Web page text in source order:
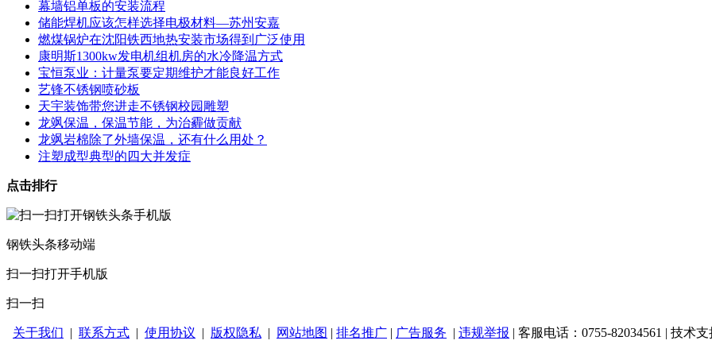
幕墙铝单板的安装流程
储能焊机应该怎样选择电极材料—苏州安嘉
燃煤锅炉在沈阳铁西地热安装市场得到广泛使用
康明斯1300kw发电机组机房的水冷降温方式
宝恒泵业：计量泵要定期维护才能良好工作
艺锋不锈钢喷砂板
天宇装饰带您进走不锈钢校园雕塑
龙飒保温，保温节能，为治霾做贡献
龙飒岩棉除了外墙保温，还有什么用处？
注塑成型典型的四大并发症
点击排行
钢铁头条移动端
扫一扫打开手机版
扫一扫
关于我们 | 联系方式 | 使用协议 | 版权隐私 | 网站地图 | 排名推广 | 广告服务 | 违规举报 | 客服电话：0755-82034561 | 技术支